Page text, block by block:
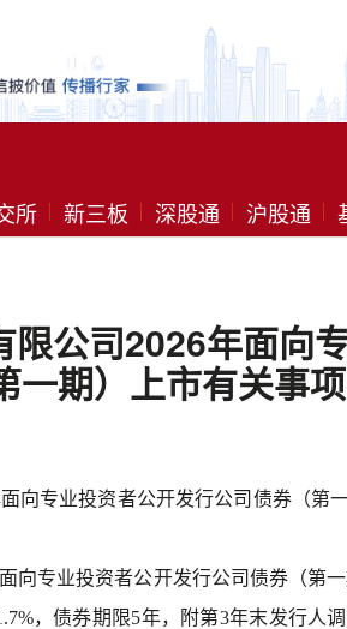
所 新三板 深股通 沪股通
公司2026年面向
一期）上市有关事
面向专业投资者公开发行公司债券（第
向专业投资者公开发行公司债券（第
，债券期限5年，附第3年末发行人